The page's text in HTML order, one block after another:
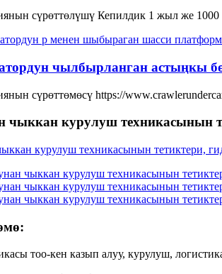
сүрөттөлүшү Кепилдик 1 жыл же 1000
чылбырланган астыңкы
сүрөттөмөсү https://
чыккан курулуш техникасынын
тоо-кен казып алуу, курулуш,